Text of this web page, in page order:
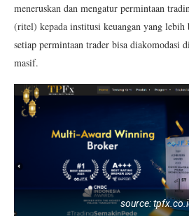
meneruskan dan mengatur permintaan
(ritel) kepada institusi keuangan yang lebih
setiap permintaan trader bisa diakomodasi
masif.
source: